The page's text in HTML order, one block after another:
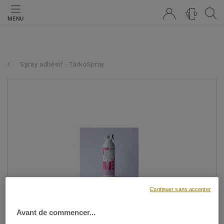
MENU
0
Spray adhésif - TarkoSpray
Avant de commencer...
Continuer sans accepter